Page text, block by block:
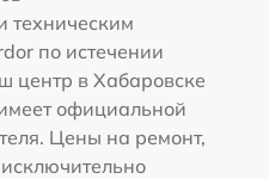
техническим
по истечении
центр в Хабаровске
официальной
Цены на ремонт,